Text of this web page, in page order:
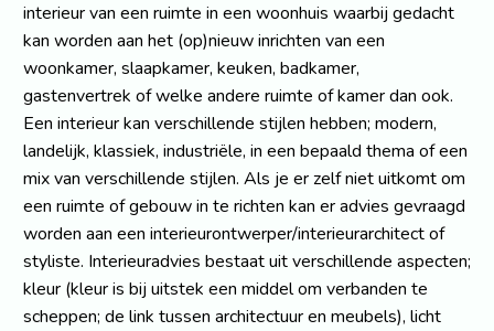
interieur van een ruimte in een woonhuis waarbij gedacht
kan worden aan het (op)nieuw inrichten van een
woonkamer, slaapkamer, keuken, badkamer,
gastenvertrek of welke andere ruimte of kamer dan ook.
Een interieur kan verschillende stijlen hebben; modern,
landelijk, klassiek, industriële, in een bepaald thema of een
mix van verschillende stijlen. Als je er zelf niet uitkomt om
een ruimte of gebouw in te richten kan er advies gevraagd
worden aan een interieurontwerper/interieurarchitect of
styliste. Interieuradvies bestaat uit verschillende aspecten;
kleur (kleur is bij uitstek een middel om verbanden te
scheppen; de link tussen architectuur en meubels), licht